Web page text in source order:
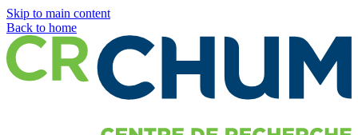
Skip to main content
Back to home